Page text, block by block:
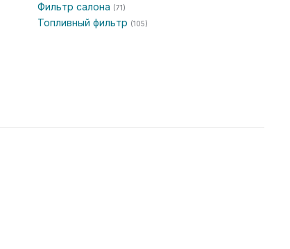
Фильтр салона (71)
Топливный фильтр (105)